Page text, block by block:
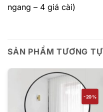
ngang – 4 giá cài)
SẢN PHẨM TƯƠNG TỰ
-20%